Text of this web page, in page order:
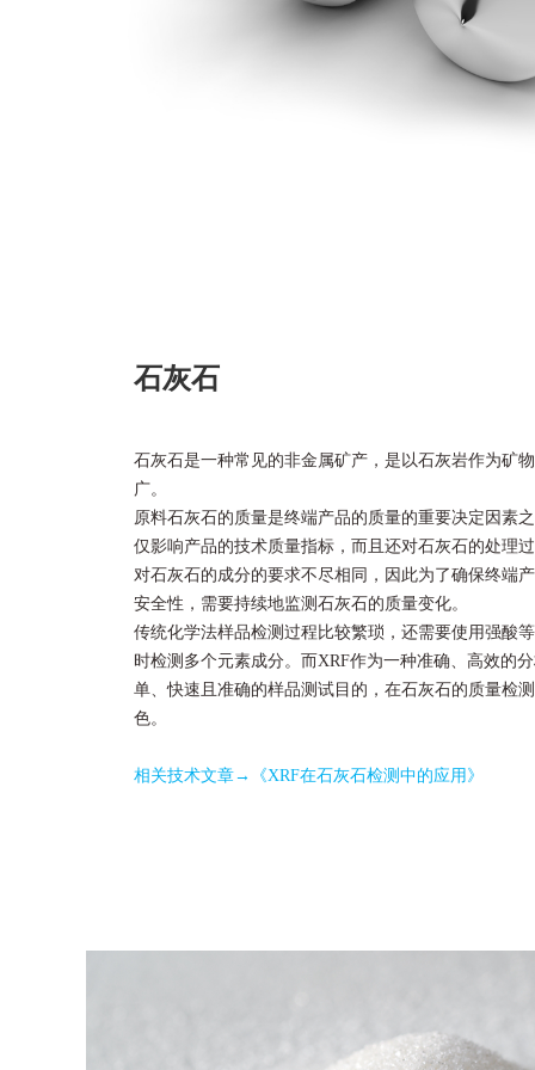
石灰石
石灰石是一种常见的非金属矿产，是以石灰岩作为矿
广。
原料石灰石的质量是终端产品的质量的重要决定因素
仅影响产品的技术质量指标，而且还对石灰石的处理
对石灰石的成分的要求不尽相同，因此为了确保终端
安全性，需要持续地监测石灰石的质量变化。
传统化学法样品检测过程比较繁琐，还需要使用强酸
时检测多个元素成分。而XRF作为一种准确、高效的
单、快速且准确的样品测试目的，在石灰石的质量检
色。
相关技术文章→ 《XRF在石灰石检测中的应用》